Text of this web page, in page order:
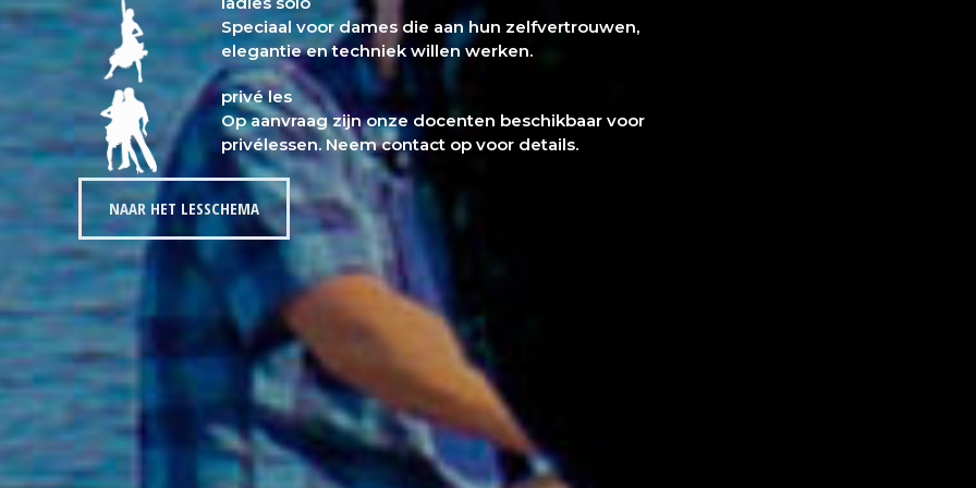
Speciaal voor dames die aan hun zelfvertrouwen,
elegantie en techniek willen werken.
privé les
Op aanvraag zijn onze docenten beschikbaar voor
privélessen. Neem contact op voor details.
NAAR HET LESSCHEMA